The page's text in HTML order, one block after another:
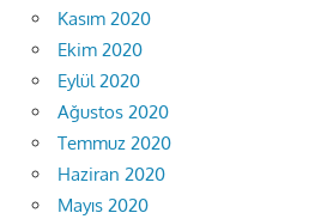
Kasım 2020
Ekim 2020
Eylül 2020
Ağustos 2020
Temmuz 2020
Haziran 2020
Mayıs 2020